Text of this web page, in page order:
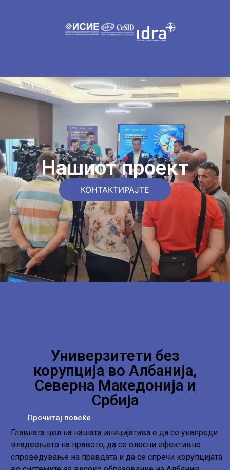
Нашиот проект
КОНТАКТИРАЈТЕ
Универзитети без
корупција во Албанија,
Северна Македонија и
Србија
Главната цел на нашата иницијатива е да се унапреди
владеењето на правото, да се олесни ефективно
спроведување на правдата и да се спречи корупцијата
Прочитај повеќе